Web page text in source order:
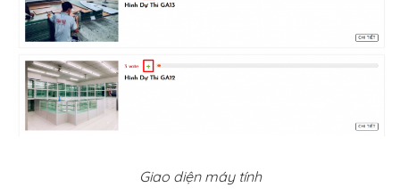
Giao diện máy tính